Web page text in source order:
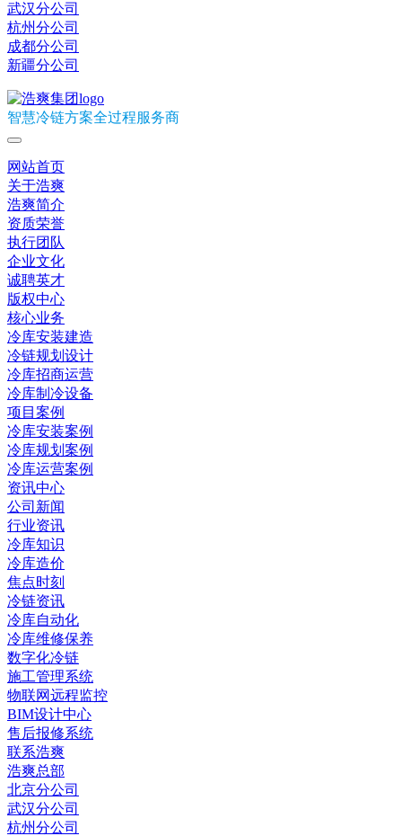
武汉分公司
杭州分公司
成都分公司
新疆分公司
智慧冷链方案全过程服务商
网站首页
关于浩爽
浩爽简介
资质荣誉
执行团队
企业文化
诚聘英才
版权中心
核心业务
冷库安装建造
冷链规划设计
冷库招商运营
冷库制冷设备
项目案例
冷库安装案例
冷库规划案例
冷库运营案例
资讯中心
公司新闻
行业资讯
冷库知识
冷库造价
焦点时刻
冷链资讯
冷库自动化
冷库维修保养
数字化冷链
施工管理系统
物联网远程监控
BIM设计中心
售后报修系统
联系浩爽
浩爽总部
北京分公司
武汉分公司
杭州分公司